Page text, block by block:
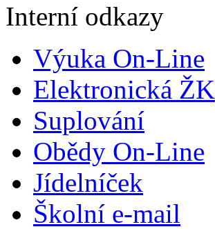
Interní odkazy
Výuka On-Line
Elektronická ŽK
Suplování
Obědy On-Line
Jídelníček
Školní e-mail